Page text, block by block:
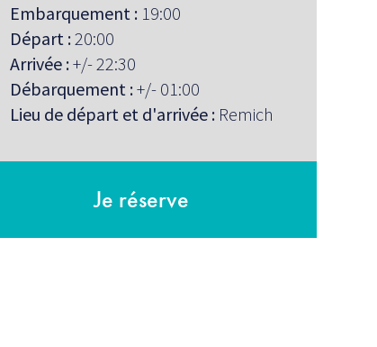
Embarquement :19:00
Départ :20:00
Arrivée :+/- 22:30
Débarquement :+/- 01:00
Lieu de départ et d'arrivée :Remich
Je réserve